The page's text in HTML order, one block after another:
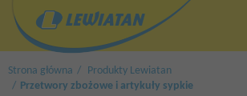
treści
Strona główna
Produkty Lewiatan
Przetwory zbożowe i artykuły sypkie